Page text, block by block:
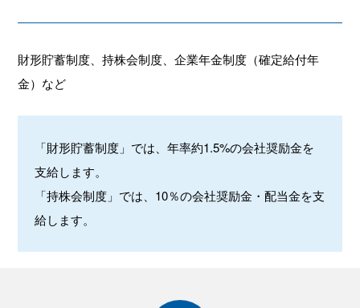
財形貯蓄制度、持株会制度、企業年金制度（確定給付年
金）など
「財形貯蓄制度」では、年率約1.5%の会社奨励金を
支給します。
「持株会制度」では、10％の会社奨励金・配当金を支
給します。